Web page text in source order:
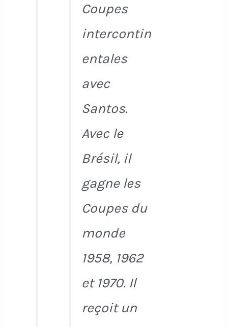
Coupes
intercontin
entales
avec
Santos.
Avec le
Brésil, il
gagne les
Coupes du
monde
1958, 1962
et 1970. Il
reçoit un